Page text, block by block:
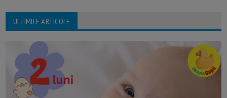
ULTIMILE ARTICOLE